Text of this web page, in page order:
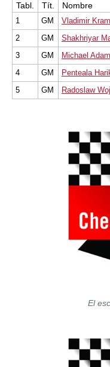
Tabl. Tít. Nombre
1 GM Vladimir
2
GM Shakhriyar
3
GM Michael
4
GM Penteala
5
GM Radoslaw
El